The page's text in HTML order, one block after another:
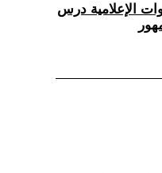
الإعلامية درس